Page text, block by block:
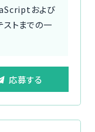
および
ストまでの一
応募する